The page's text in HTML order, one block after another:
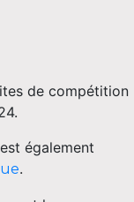
de compétition
également
.